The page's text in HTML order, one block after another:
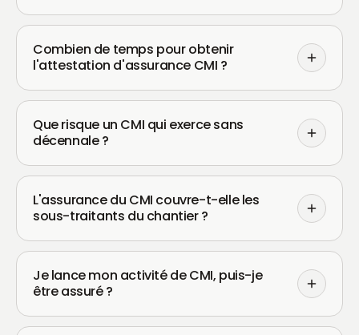
Combien de temps pour obtenir
l'attestation d'assurance CMI ?
Que risque un CMI qui exerce sans
décennale ?
L'assurance du CMI couvre-t-elle les
sous-traitants du chantier ?
Je lance mon activité de CMI, puis-je
être assuré ?